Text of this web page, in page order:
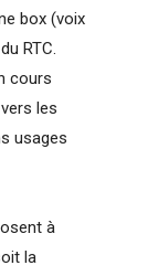
box (voix
RTC.
cours
les
usages
à
la